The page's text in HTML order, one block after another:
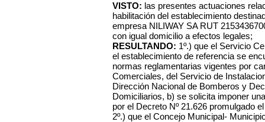
VISTO: las presentes actuaciones
habilitación del establecimiento
empresa NILIWAY SA RUT
con igual domicilio a efectos legales;
RESULTANDO: 1º.) que el Servicio
el establecimiento de referencia se
normas reglamentarias vigentes por
Comerciales, del Servicio de
Dirección Nacional de Bomberos y
Domiciliarios, b) se solicita imponer
por el Decreto Nº 21.626 promulgado
2º.) que el Concejo Municipal-